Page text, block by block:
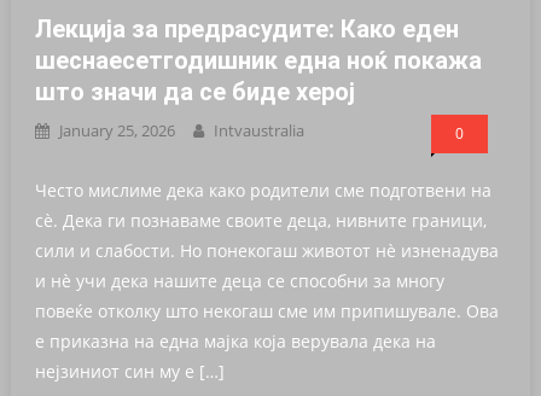
Лекција за предрасудите: Како еден
шеснаесетгодишник една ноќ покажа
што значи да се биде херој
January 25, 2026 Intvaustralia 0
Често мислиме дека како родители сме подготвени на
сè. Дека ги познаваме своите деца, нивните граници,
сили и слабости. Но понекогаш животот нè изненадува
и нè учи дека нашите деца се способни за многу
повеќе отколку што некогаш сме им припишувале. Ова
е приказна на една мајка која верувала дека на
нејзиниот син му е […]